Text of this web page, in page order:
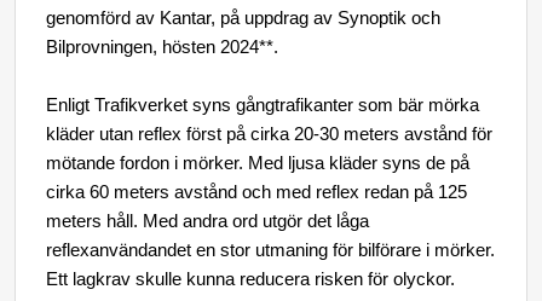
genomförd av Kantar, på uppdrag av Synoptik och
Bilprovningen, hösten 2024**.
Enligt Trafikverket syns gångtrafikanter som bär mörka
kläder utan reflex först på cirka 20-30 meters avstånd för
mötande fordon i mörker. Med ljusa kläder syns de på
cirka 60 meters avstånd och med reflex redan på 125
meters håll. Med andra ord utgör det låga
reflexanvändandet en stor utmaning för bilförare i mörker.
Ett lagkrav skulle kunna reducera risken för olyckor.